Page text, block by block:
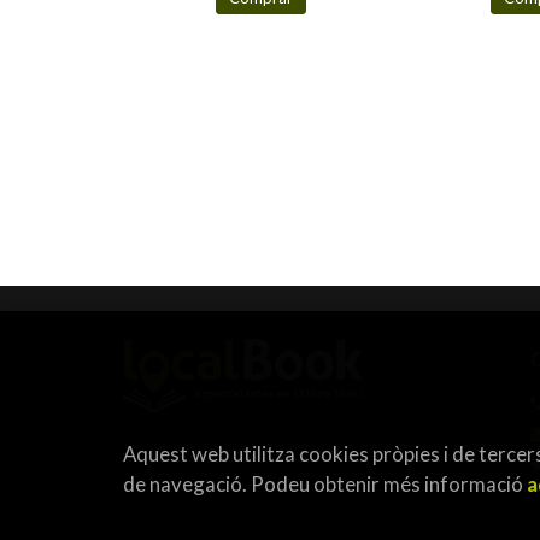
Aquest web utilitza cookies pròpies i de
de navegació. Podeu obtenir més informació